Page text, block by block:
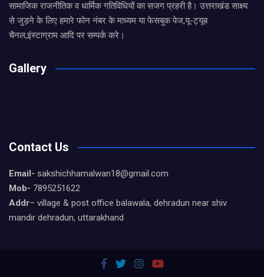
सामाजिक राजनीतिक व धार्मिक गतिविधियों का सजग प्रहरी है। उत्तराखंड साक्ष्य
से जुड़ने के लिए हमारे फोन नंबर के माध्यम या फेसबुक पेज,यू-ट्यूब
चैनल,इंस्टाग्राम आदि पर सम्पर्क करे।
Gallery
Contact Us
Email- sakshichhamalwan18@gmail.com
Mob- 7895251622
Addr– village & post office balawala, dehradun near shiv
mandir dehradun, uttarakhand